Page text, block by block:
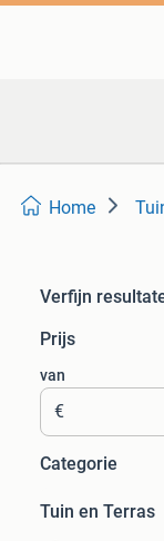
Home
Verfijn
Prijs
van
€
Categorie
Tuin en Terras